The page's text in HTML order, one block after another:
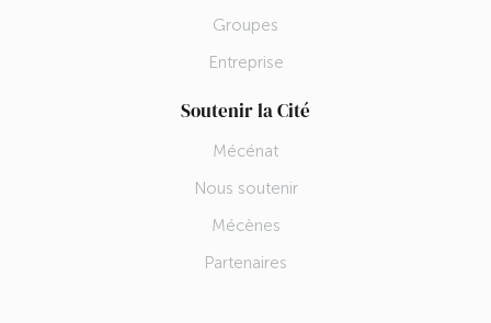
Groupes
Entreprise
Soutenir la Cité
Mécénat
Nous soutenir
Mécènes
Partenaires